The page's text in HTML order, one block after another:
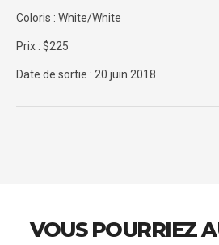
Coloris : White/White
Prix : $225
Date de sortie : 20 juin 2018
VOUS POURRIEZ